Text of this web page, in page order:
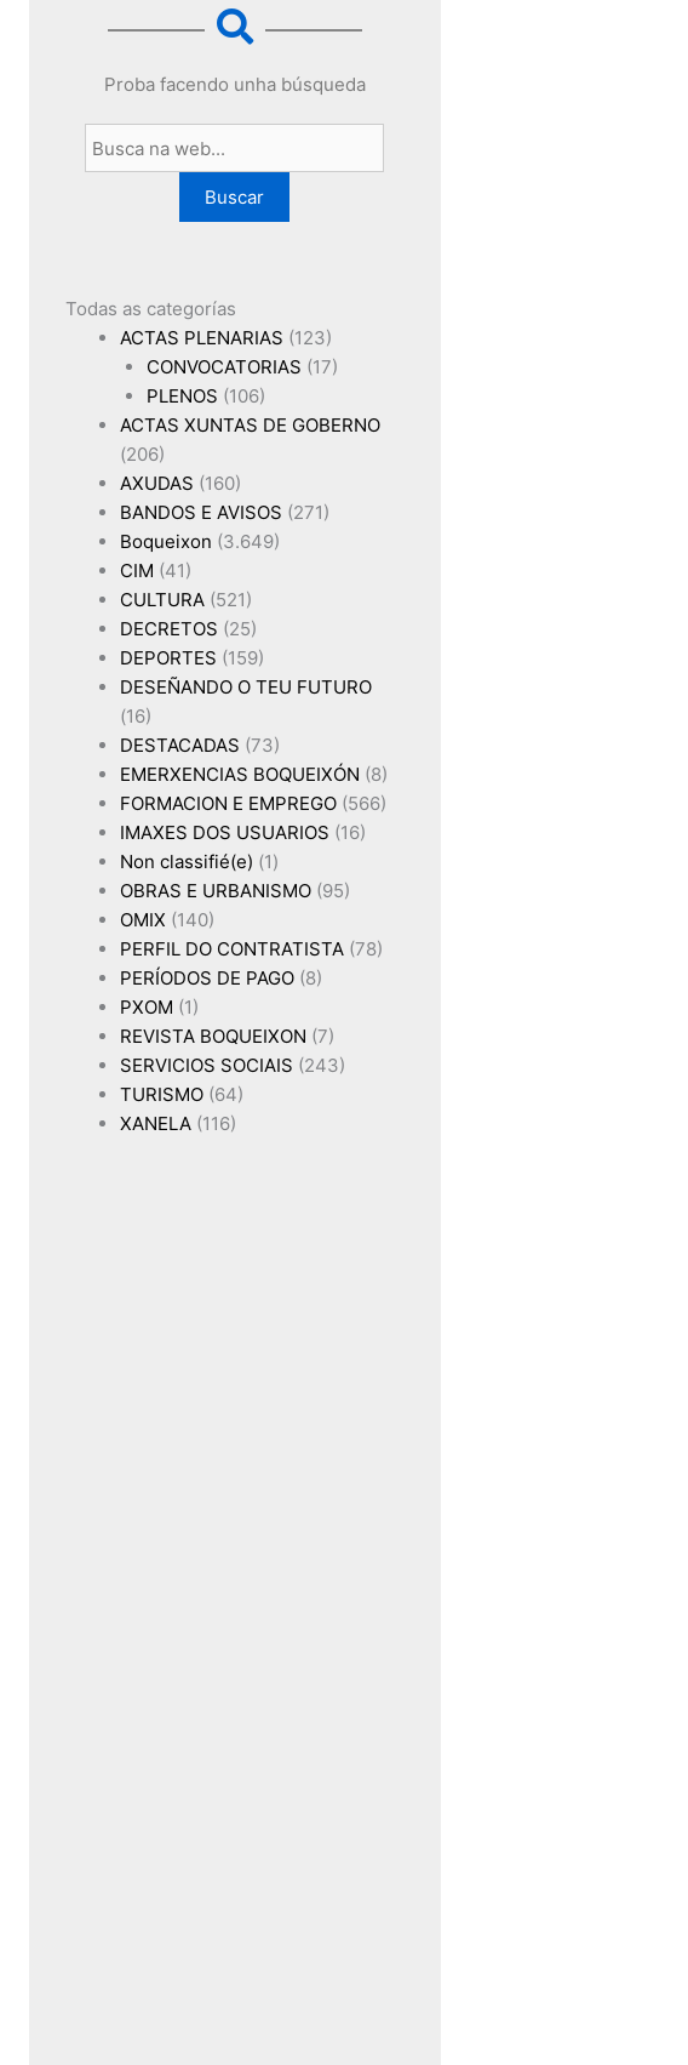
Proba facendo unha búsqueda
Buscar
Todas as categorías
ACTAS PLENARIAS (123)
CONVOCATORIAS (17)
PLENOS (106)
ACTAS XUNTAS DE GOBERNO
(206)
AXUDAS (160)
BANDOS E AVISOS (271)
Boqueixon (3.649)
CIM (41)
CULTURA(521)
DECRETOS (25)
DEPORTES (159)
DESEÑANDO O TEU FUTURO
(16)
DESTACADAS (73)
EMERXENCIAS BOQUEIXÓN (8)
FORMACION E EMPREGO(566)
IMAXES DOS USUARIOS (16)
Non classifié(e) (1)
OBRAS E URBANISMO(95)
OMIX (140)
PERFIL DO CONTRATISTA(78)
PERÍODOS DE PAGO(8)
PXOM (1)
REVISTA BOQUEIXON (7)
SERVICIOS SOCIAIS (243)
TURISMO(64)
XANELA(116)